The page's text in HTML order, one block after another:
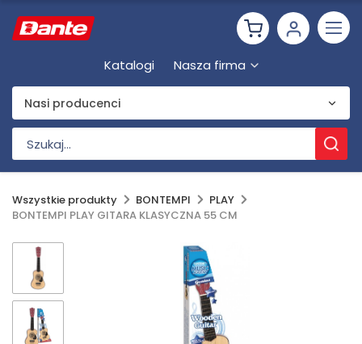
Katalogi Nasza firma
Nasi producenci
Wszystkie produkty BONTEMPI
PLAY
BONTEMPI PLAY GITARA KLASYCZNA 55 CM